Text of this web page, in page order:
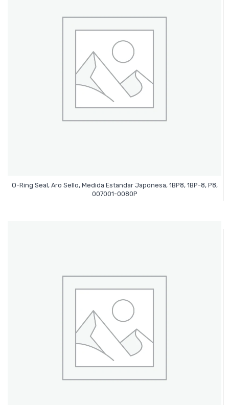
O-Ring Seal, Aro Sello, Medida Estandar Japonesa, 1BP8, 1BP-8, P8,
007001-0080P
Leer Más